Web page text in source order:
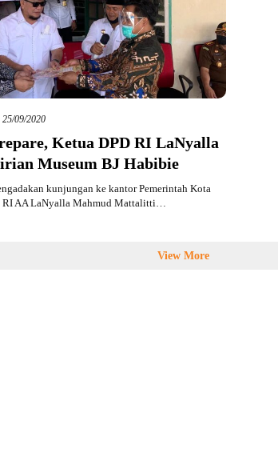
25/09/2020
Ketua DPD RI LaNyalla
Museum BJ Habibie
kunjungan ke kantor Pemerintah Kota
RI AA LaNyalla Mahmud Mattalitti…
View More